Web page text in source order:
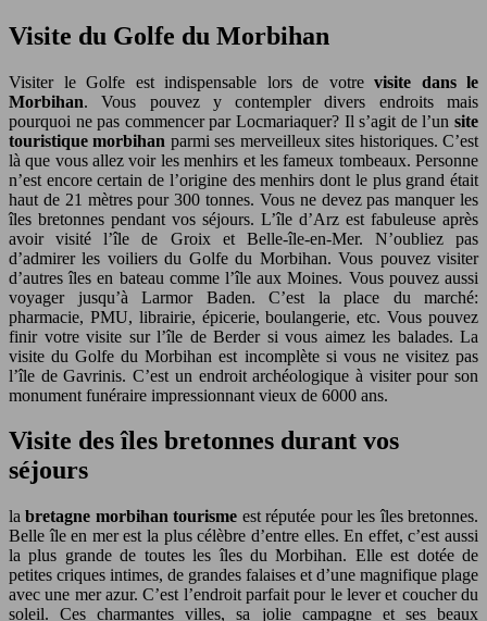
Visite du Golfe du Morbihan
Visiter le Golfe est indispensable lors de votre visite dans le
Morbihan. Vous pouvez y contempler divers endroits mais
pourquoi ne pas commencer par Locmariaquer? Il s’agit de l’un site
touristique morbihan parmi ses merveilleux sites historiques. C’est
là que vous allez voir les menhirs et les fameux tombeaux. Personne
n’est encore certain de l’origine des menhirs dont le plus grand était
haut de 21 mètres pour 300 tonnes. Vous ne devez pas manquer les
îles bretonnes pendant vos séjours. L’île d’Arz est fabuleuse après
avoir visité l’île de Groix et Belle-île-en-Mer. N’oubliez pas
d’admirer les voiliers du Golfe du Morbihan. Vous pouvez visiter
d’autres îles en bateau comme l’île aux Moines. Vous pouvez aussi
voyager jusqu’à Larmor Baden. C’est la place du marché:
pharmacie, PMU, librairie, épicerie, boulangerie, etc. Vous pouvez
finir votre visite sur l’île de Berder si vous aimez les balades. La
visite du Golfe du Morbihan est incomplète si vous ne visitez pas
l’île de Gavrinis. C’est un endroit archéologique à visiter pour son
monument funéraire impressionnant vieux de 6000 ans.
Visite des îles bretonnes durant vos
séjours
labretagne morbihan tourisme est réputée pour les îles bretonnes.
Belle île en mer est la plus célèbre d’entre elles. En effet, c’est aussi
la plus grande de toutes les îles du Morbihan. Elle est dotée de
petites criques intimes, de grandes falaises et d’une magnifique plage
avec une mer azur. C’est l’endroit parfait pour le lever et coucher du
soleil. Ces charmantes villes, sa jolie campagne et ses beaux